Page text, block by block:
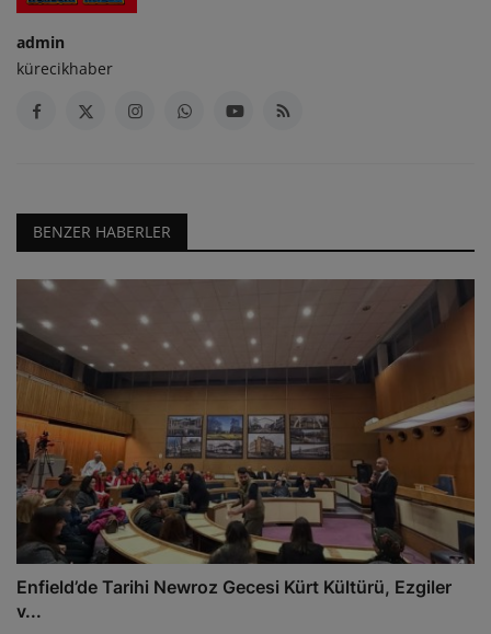
admin
kürecikhaber
BENZER HABERLER
Enfield’de Tarihi Newroz Gecesi Kürt Kültürü, Ezgiler
v...